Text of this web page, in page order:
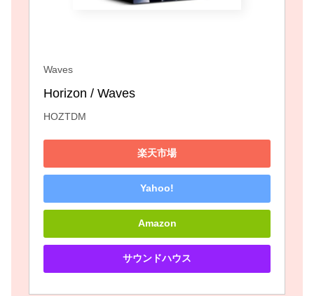
Waves
Horizon / Waves
HOZTDM
楽天市場
Yahoo!
Amazon
サウンドハウス